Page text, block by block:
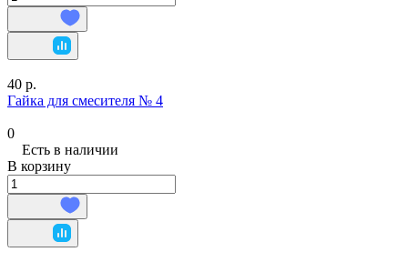
40 р.
Гайка для смесителя № 4
0
Есть в наличии
В корзину